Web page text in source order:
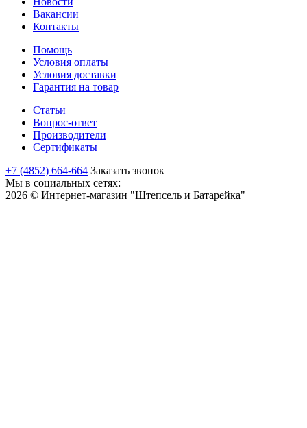
Вакансии
Контакты
Помощь
Условия оплаты
Условия доставки
Гарантия на товар
Статьи
Вопрос-ответ
Производители
Сертификаты
+7 (4852) 664-664 Заказать звонок
Мы в социальных сетях:
2026 © Интернет-магазин "Штепсель и Батарейка"